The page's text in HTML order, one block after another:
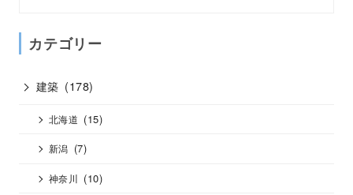
カテゴリー
建築 (178)
北海道 (15)
新潟 (7)
神奈川 (10)